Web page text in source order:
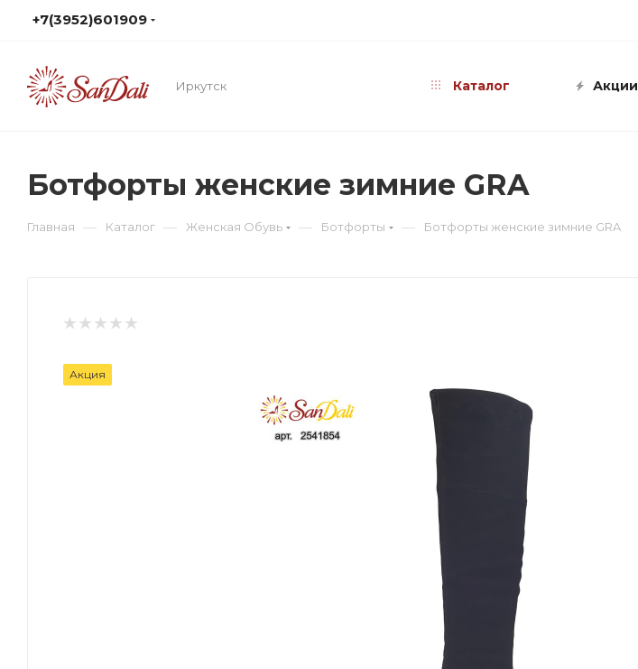
+7(3952)601909
Иркутск Каталог Акции
Ботфорты женские зимние GRA
Главная — Каталог — Женская Обувь — Ботфорты — Ботфорты женские зимние GRA
Акция